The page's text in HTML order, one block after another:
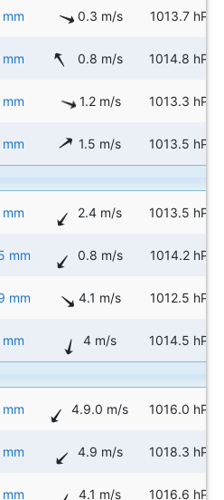
0.3 m/s 1013.7 hPa
0.8 m/s 1014.8 hPa
1.2 m/s 1013.3 hPa
1.5 m/s 1013.5 hPa
2.4 m/s 1013.5 hPa
mm 0.8 m/s 1014.2 hPa
mm 4.1 m/s 1012.5 hPa
4 m/s 1014.5 hPa
4.9.0 m/s 1016.0 hPa
4.9 m/s 1018.3 hPa
4.1 m/s 1016.6 hPa